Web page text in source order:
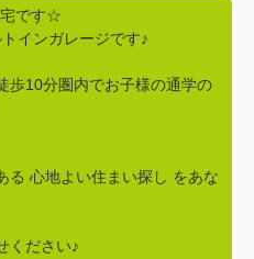
です☆
インガレージです♪
歩10分圏内でお子様の通学の
る 心地よい住まい探し をあな
ください♪